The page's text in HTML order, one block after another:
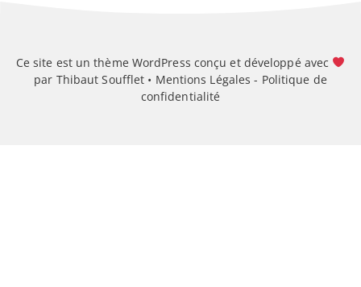
Ce site est un thème WordPress conçu et développé avec
par Thibaut Soufflet • Mentions Légales - Politique de
confidentialité